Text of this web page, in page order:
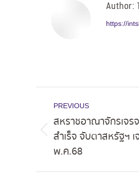
Author:
https://
navigation
PREVIOUS
Previous
post:
สหราชอาณาจักรเจ
สำเร็จ จับตาสหรัฐฯ
พ.ค.68